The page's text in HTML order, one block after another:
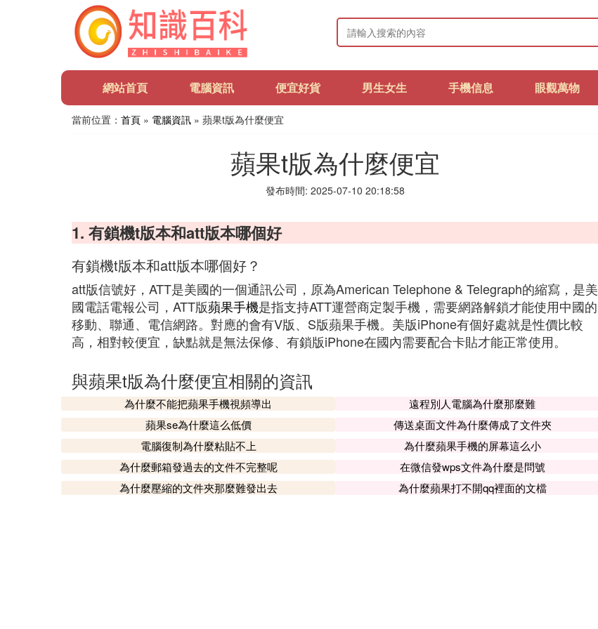
網站首頁 電腦資訊 便宜好貨 男生女生 手機信息 眼觀萬物
當前位置： 首頁 » 電腦資訊 » 蘋果t版為什麼便宜
蘋果t版為什麼便宜
發布時間: 2025-07-10 20:18:58
1. 有鎖機t版本和att版本哪個好
有鎖機t版本和att版本哪個好？
att版信號好，ATT是美國的一個通訊公司，原為American Telephone & Telegraph的縮寫，是美
國電話電報公司，ATT版蘋果手機是指支持ATT運營商定製手機，需要網路解鎖才能使用中國的
移動、聯通、電信網路。對應的會有V版、S版蘋果手機。美版iPhone有個好處就是性價比較
高，相對較便宜，缺點就是無法保修、有鎖版iPhone在國內需要配合卡貼才能正常使用。
與蘋果t版為什麼便宜相關的資訊
為什麼不能把蘋果手機視頻導出
遠程別人電腦為什麼那麼難
蘋果se為什麼這么低價
傳送桌面文件為什麼傳成了文件夾
電腦復制為什麼粘貼不上
為什麼蘋果手機的屏幕這么小
為什麼郵箱發過去的文件不完整呢
在微信發wps文件為什麼是問號
為什麼壓縮的文件夾那麼難發出去
為什麼蘋果打不開qq裡面的文檔